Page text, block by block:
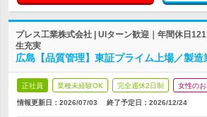
プレス工業株式会社 | UIターン歓迎｜年間休日
生充実
広島【品質管理】東証プライム上場／製造
正社員 業種未経験OK 完全週休2日制 女性の
情報更新日：2026/07/03 終了予定日： 2026/12/24